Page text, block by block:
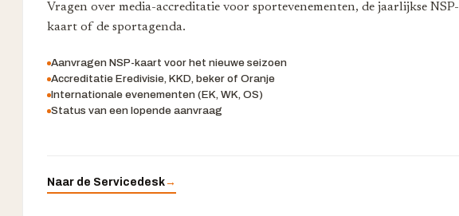
Vragen over media-accreditatie voor sportevenementen, de jaarlijkse NSP-
kaart of de sportagenda.
Aanvragen NSP-kaart voor het nieuwe seizoen
Accreditatie Eredivisie, KKD, beker of Oranje
Internationale evenementen (EK, WK, OS)
Status van een lopende aanvraag
Naar de Servicedesk→